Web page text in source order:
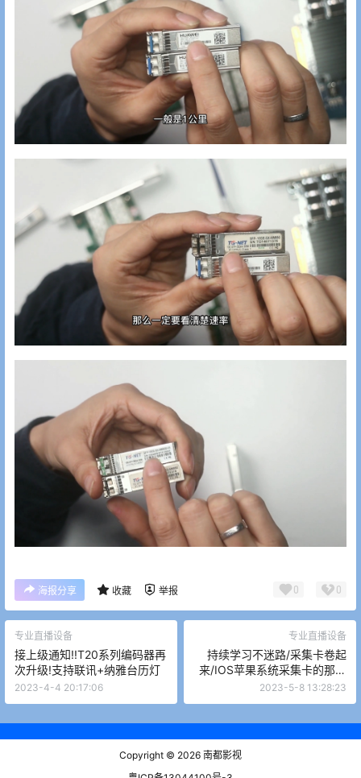
海报分享 收藏 举报 0 0
专业直播设备
接上级通知!!T20系列编码器再
次升级!支持联讯+纳雅台历灯
2023-4-4 20:17:06
专业直播设备
持续学习不迷路/采集卡卷起
来/IOS苹果系统采集卡的那些
事
2023-5-8 13:28:23
Copyright © 2026 南都影视